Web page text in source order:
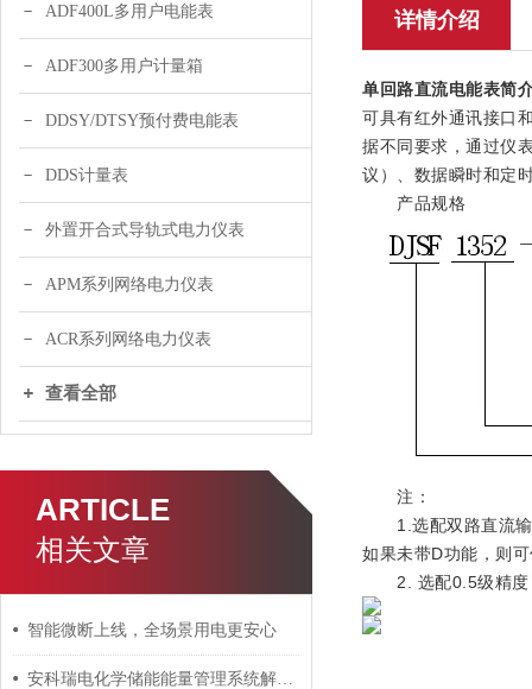
ADF400L多用户电能表
ADF300多用户计量箱
DDSY/DTSY预付费电能表
DDS计量表
外置开合式导轨式电力仪表
APM系列网络电力仪表
ACR系列网络电力仪表
查看全部
ARTICLE
相关文章
智能微断上线，全场景用电更安心
安科瑞电化学储能能量管理系统解决方案
详情介绍
单回路直流电能表简
可具有红外通讯接口
据不同要求，通过仪
议）、数据瞬时和定
产品规格
注：
1.选配双路直流输
如果未带D功能，则
2. 选配0.5级精度（